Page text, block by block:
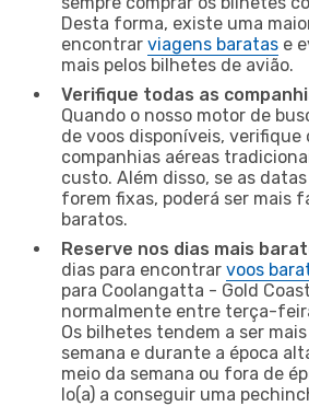
Desta forma, existe uma
encontrar viagens baratas e
mais pelos bilhetes de avião.
Verifique todas as
Quando o nosso motor de
de voos disponíveis, verifique
companhias aéreas
custo. Além disso, se as
forem fixas, poderá ser mais
baratos.
Reserve nos dias mais
dias para encontrar voos
para Coolangatta - Gold
normalmente entre terça-
Os bilhetes tendem a ser
semana e durante a época
meio da semana ou fora de
lo(a) a conseguir uma